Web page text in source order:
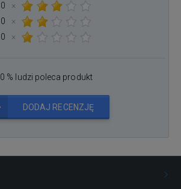
0
×
0
×
0
×
0 % ludzi poleca produkt
DODAJ RECENZJĘ